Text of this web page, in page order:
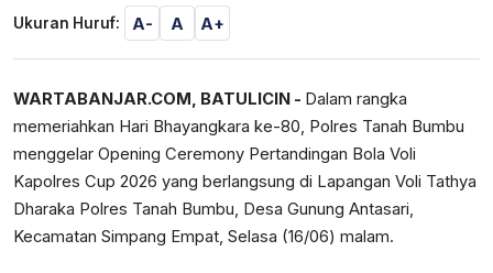
Ukuran Huruf: A- A A+
WARTABANJAR.COM, BATULICIN - Dalam rangka
memeriahkan Hari Bhayangkara ke-80, Polres Tanah Bumbu
menggelar Opening Ceremony Pertandingan Bola Voli
Kapolres Cup 2026 yang berlangsung di Lapangan Voli Tathya
Dharaka Polres Tanah Bumbu, Desa Gunung Antasari,
Kecamatan Simpang Empat, Selasa (16/06) malam.